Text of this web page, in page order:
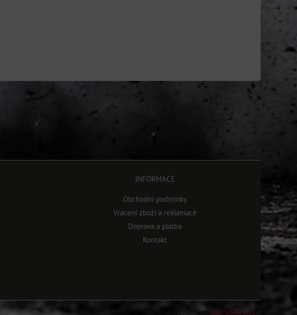
INFORMACE
Obchodní podmínky
Vracení zboží a reklamace
Doprava a platba
Kontakt
Vytvořeno systémem: ByznysWeb.cz